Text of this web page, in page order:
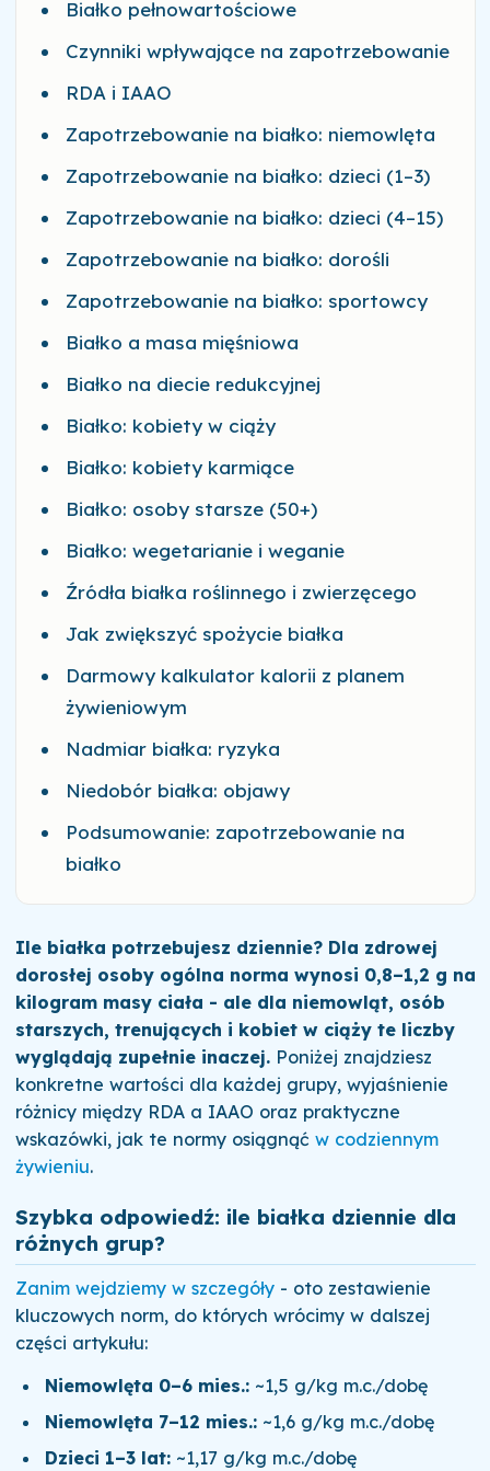
Białko pełnowartościowe
Czynniki wpływające na zapotrzebowanie
RDA i IAAO
Zapotrzebowanie na białko: niemowlęta
Zapotrzebowanie na białko: dzieci (1–3)
Zapotrzebowanie na białko: dzieci (4–15)
Zapotrzebowanie na białko: dorośli
Zapotrzebowanie na białko: sportowcy
Białko a masa mięśniowa
Białko na diecie redukcyjnej
Białko: kobiety w ciąży
Białko: kobiety karmiące
Białko: osoby starsze (50+)
Białko: wegetarianie i weganie
Źródła białka roślinnego i zwierzęcego
Jak zwiększyć spożycie białka
Darmowy kalkulator kalorii z planem
żywieniowym
Nadmiar białka: ryzyka
Niedobór białka: objawy
Podsumowanie: zapotrzebowanie na
białko
Ile białka potrzebujesz dziennie? Dla zdrowej
dorosłej osoby ogólna norma wynosi 0,8–1,2 g na
kilogram masy ciała - ale dla niemowląt, osób
starszych, trenujących i kobiet w ciąży te liczby
wyglądają zupełnie inaczej.Poniżej znajdziesz
konkretne wartości dla każdej grupy, wyjaśnienie
różnicy między RDA a IAAO oraz praktyczne
wskazówki, jak te normy osiągnąć w codziennym
żywieniu.
Szybka odpowiedź: ile białka dziennie dla
różnych grup?
Zanim wejdziemy w szczegóły- oto zestawienie
kluczowych norm, do których wrócimy w dalszej
części artykułu:
Niemowlęta 0–6 mies.: ~1,5 g/kg m.c./dobę
Niemowlęta 7–12 mies.: ~1,6 g/kg m.c./dobę
Dzieci 1–3 lat: ~1,17 g/kg m.c./dobę